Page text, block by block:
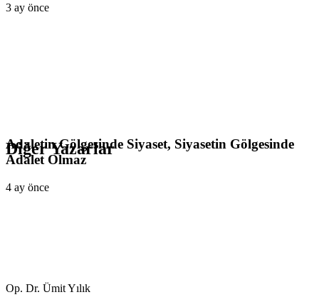
3 ay önce
Adaletin Gölgesinde Siyaset, Siyasetin Gölgesinde
Adalet Olmaz
4 ay önce
Diğer Yazarlar
Op. Dr. Ümit Yılık